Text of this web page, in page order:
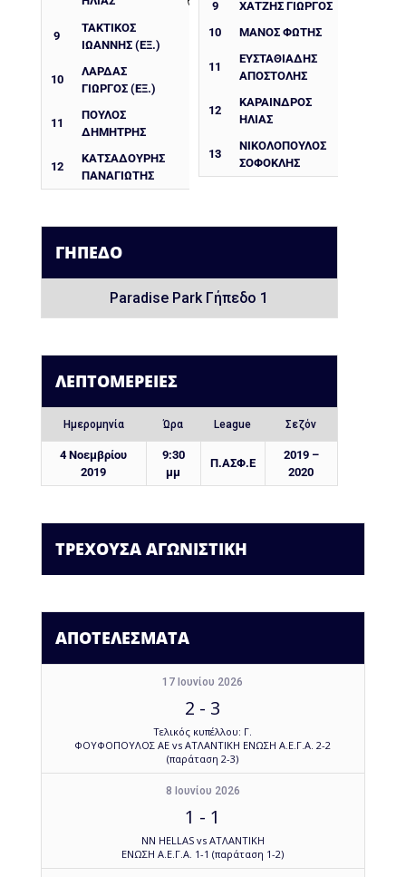
9
ΤΑΚΤΙΚΟΣ
ΙΩΑΝΝΗΣ (ΕΞ.)
10
ΛΑΡΔΑΣ
ΓΙΩΡΓΟΣ (ΕΞ.)
11
ΠΟΥΛΟΣ
ΔΗΜΗΤΡΗΣ
12
ΚΑΤΣΑΔΟΥΡΗΣ
ΠΑΝΑΓΙΩΤΗΣ
9
ΧΑΤΖΗΣ ΓΙΩΡΓΟΣ
10
ΜΑΝΟΣ ΦΩΤΗΣ
11
ΕΥΣΤΑΘΙΑΔΗΣ
ΑΠΟΣΤΟΛΗΣ
12
ΚΑΡΑΙΝΔΡΟΣ
ΗΛΙΑΣ
13
ΝΙΚΟΛΟΠΟΥΛΟΣ
ΣΟΦΟΚΛΗΣ
ΓΉΠΕΔΟ
Paradise Park Γήπεδο 1
ΛΕΠΤΟΜΈΡΕΙΕΣ
Ημερομηνία Ώρα League Σεζόν
4 Νοεμβρίου
2019
9:30
μμ
Π.ΑΣΦ.Ε
2019 –
2020
ΤΡΕΧΟΥΣΑ ΑΓΩΝΙΣΤΙΚΗ
ΑΠΟΤΕΛΕΣΜΑΤΑ
17 Ιουνίου 2026
2 - 3
Τελικός κυπέλλου: Γ.
ΦΟΥΦΟΠΟΥΛΟΣ ΑΕ vs ΑΤΛΑΝΤΙΚΗ ΕΝΩΣΗ Α.Ε.Γ.Α. 2-2
(παράταση 2-3)
8 Ιουνίου 2026
1 - 1
NN HELLAS vs ΑΤΛΑΝΤΙΚΗ
ΕΝΩΣΗ Α.Ε.Γ.Α. 1-1 (παράταση 1-2)